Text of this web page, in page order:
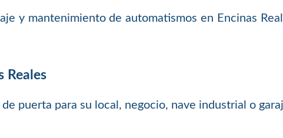
y mantenimiento de automatismos en Encinas
Reales
puerta para su local, negocio, nave industrial o